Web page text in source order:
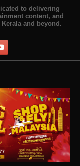
to delivering
content, and
and beyond.